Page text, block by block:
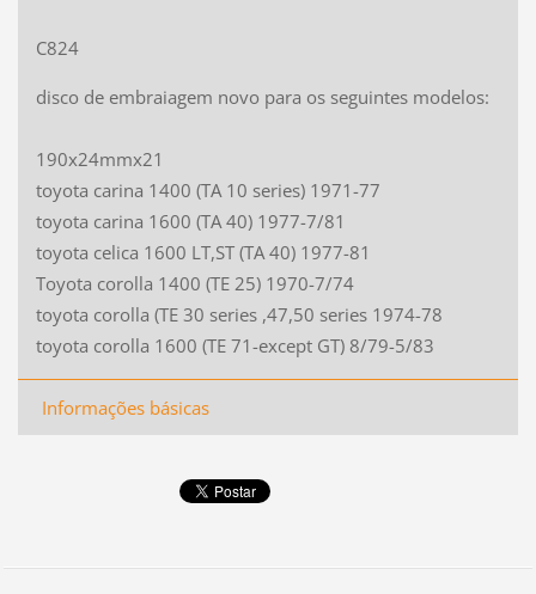
C824
disco de embraiagem novo para os seguintes modelos:
190x24mmx21
toyota carina 1400 (TA 10 series) 1971-77
toyota carina 1600 (TA 40) 1977-7/81
toyota celica 1600 LT,ST (TA 40) 1977-81
Toyota corolla 1400 (TE 25) 1970-7/74
toyota corolla (TE 30 series ,47,50 series 1974-78
toyota corolla 1600 (TE 71-except GT) 8/79-5/83
Informações básicas